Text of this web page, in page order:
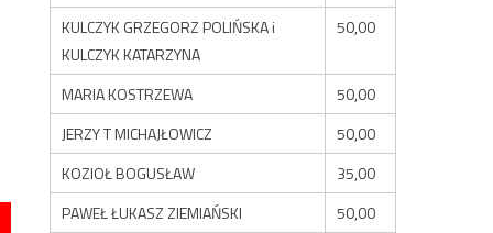
KULCZYK GRZEGORZ POLIŃSKA i
KULCZYK KATARZYNA
50,00
MARIA KOSTRZEWA
50,00
JERZY T MICHAJŁOWICZ
50,00
KOZIOŁ BOGUSŁAW
35,00
PAWEŁ ŁUKASZ ZIEMIAŃSKI
50,00